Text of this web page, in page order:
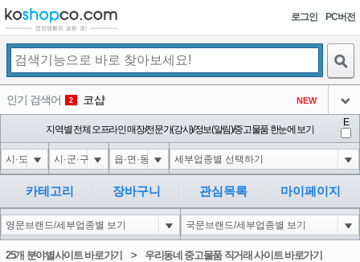
로그인 PC버전
인기 검색어 2 코샵 NEW
3 익스
아이콘
4 미끄럼방지
아이콘
5 대성설렁탕
아이콘
-16
6 10'XOR(1*if(now()=sysdate(),sleep(15),0))XOR'Z
아이콘
0
1
지역별 전체 오프라인 매장/전문가(강사)/정보(알림)/중고물품 한눈에 보기
E
카테고리 장바구니 관심목록 마이페이지
25개 분야별사이트 바로가기 > 우리동네 중고물품 직거래 사이트 바로가기